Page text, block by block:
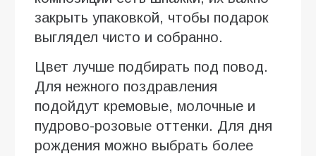
закрыть упаковкой, чтобы подарок
выглядел чисто и собранно.
Цвет лучше подбирать под повод.
Для нежного поздравления
подойдут кремовые, молочные и
пудрово-розовые оттенки. Для дня
рождения можно выбрать более